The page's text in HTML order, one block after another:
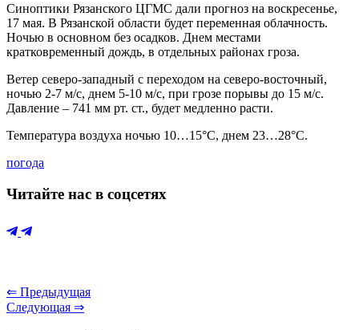
Синоптики Рязанского ЦГМС дали прогноз на воскресенье,
17 мая. В Рязанской области будет переменная облачность.
Ночью в основном без осадков. Днем местами
кратковременный дождь, в отдельных районах гроза.
Ветер северо-западный с переходом на северо-восточный,
ночью 2-7 м/с, днем 5-10 м/с, при грозе порывы до 15 м/с.
Давление – 741 мм рт. ст., будет медленно расти.
Температура воздуха ночью 10…15°С, днем 23…28°С.
погода
Читайте нас в соцсетях
⇐ Предыдущая
Следующая ⇒